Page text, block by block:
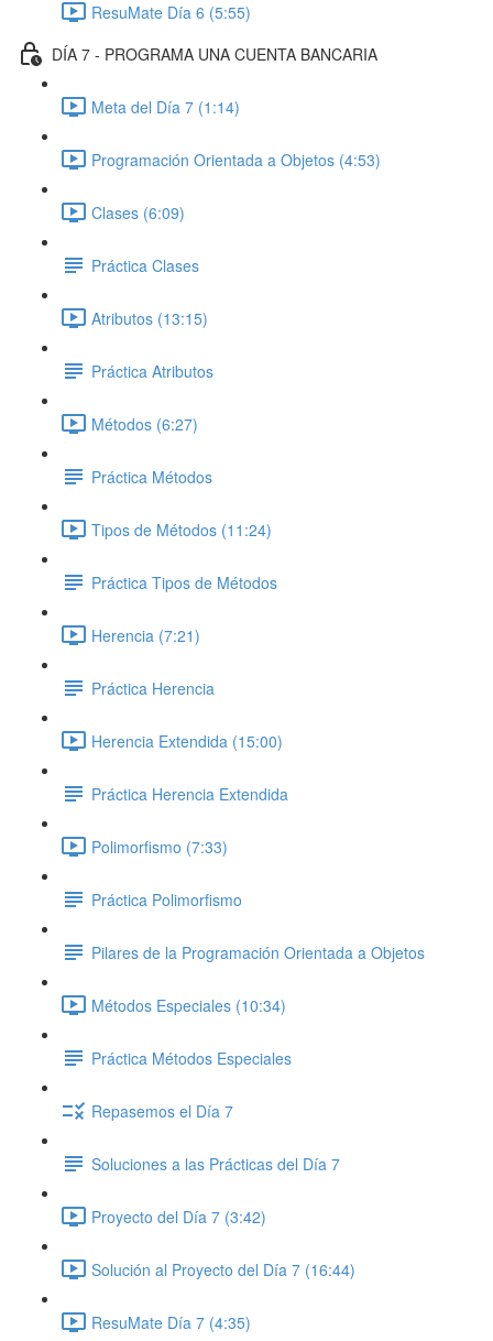
ResuMate Día 6 (5:55)
DÍA 7 - PROGRAMA UNA CUENTA BANCARIA
Meta del Día 7 (1:14)
Programación Orientada a Objetos (4:53)
Clases (6:09)
Práctica Clases
Atributos (13:15)
Práctica Atributos
Métodos (6:27)
Práctica Métodos
Tipos de Métodos (11:24)
Práctica Tipos de Métodos
Herencia (7:21)
Práctica Herencia
Herencia Extendida (15:00)
Práctica Herencia Extendida
Polimorfismo (7:33)
Práctica Polimorfismo
Pilares de la Programación Orientada a Objetos
Métodos Especiales (10:34)
Práctica Métodos Especiales
Repasemos el Día 7
Soluciones a las Prácticas del Día 7
Proyecto del Día 7 (3:42)
Solución al Proyecto del Día 7 (16:44)
ResuMate Día 7 (4:35)